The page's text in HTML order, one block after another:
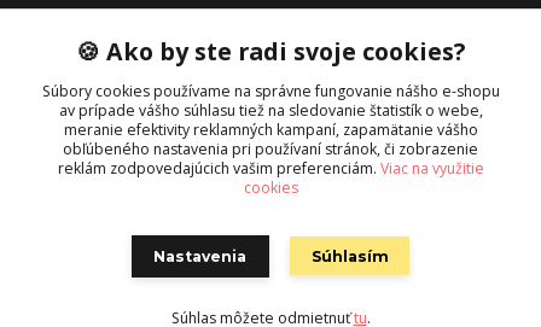
Peknekabelky.sk
+421 949747302
Po-Pia 10-16
info@peknekabelky.sk
🍪 Ako by ste radi svoje cookies?
Súbory cookies používame na správne fungovanie nášho e-shopu
av prípade vášho súhlasu tiež na sledovanie štatistík o webe,
meranie efektivity reklamných kampaní, zapamätanie vášho
obľúbeného nastavenia pri používaní stránok, či zobrazenie
reklám zodpovedajúcich vašim preferenciám. Viac na využitie
cookies
Nastavenia Súhlasím
Súhlas môžete odmietnuťtu.